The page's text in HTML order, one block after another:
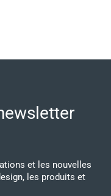
et les nouvelles
les produits et